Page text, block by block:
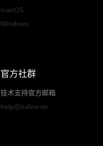
macOS
Windows
官方社群
技术支持官方邮箱
help@safew.im